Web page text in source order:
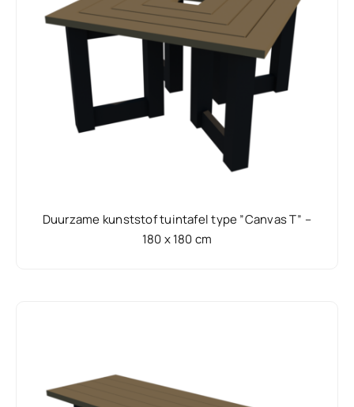
Duurzame kunststof tuintafel type ”Canvas T” –
180 x 180 cm